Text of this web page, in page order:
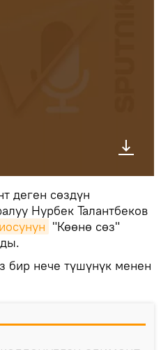
деген сөздүн
Нурбек Талантбеков
"Көөнө сөз"
бир нече түшүнүк менен